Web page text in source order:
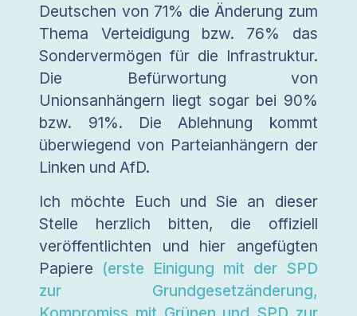
Deutschen von 71% die Änderung zum
Thema Verteidigung bzw. 76% das
Sondervermögen für die Infrastruktur.
Die Befürwortung von
Unionsanhängern liegt sogar bei 90%
bzw. 91%. Die Ablehnung kommt
überwiegend von Parteianhängern der
Linken und AfD.
Ich möchte Euch und Sie an dieser
Stelle herzlich bitten, die offiziell
veröffentlichten und hier angefügten
Papiere (erste Einigung mit der SPD
zur Grundgesetzänderung,